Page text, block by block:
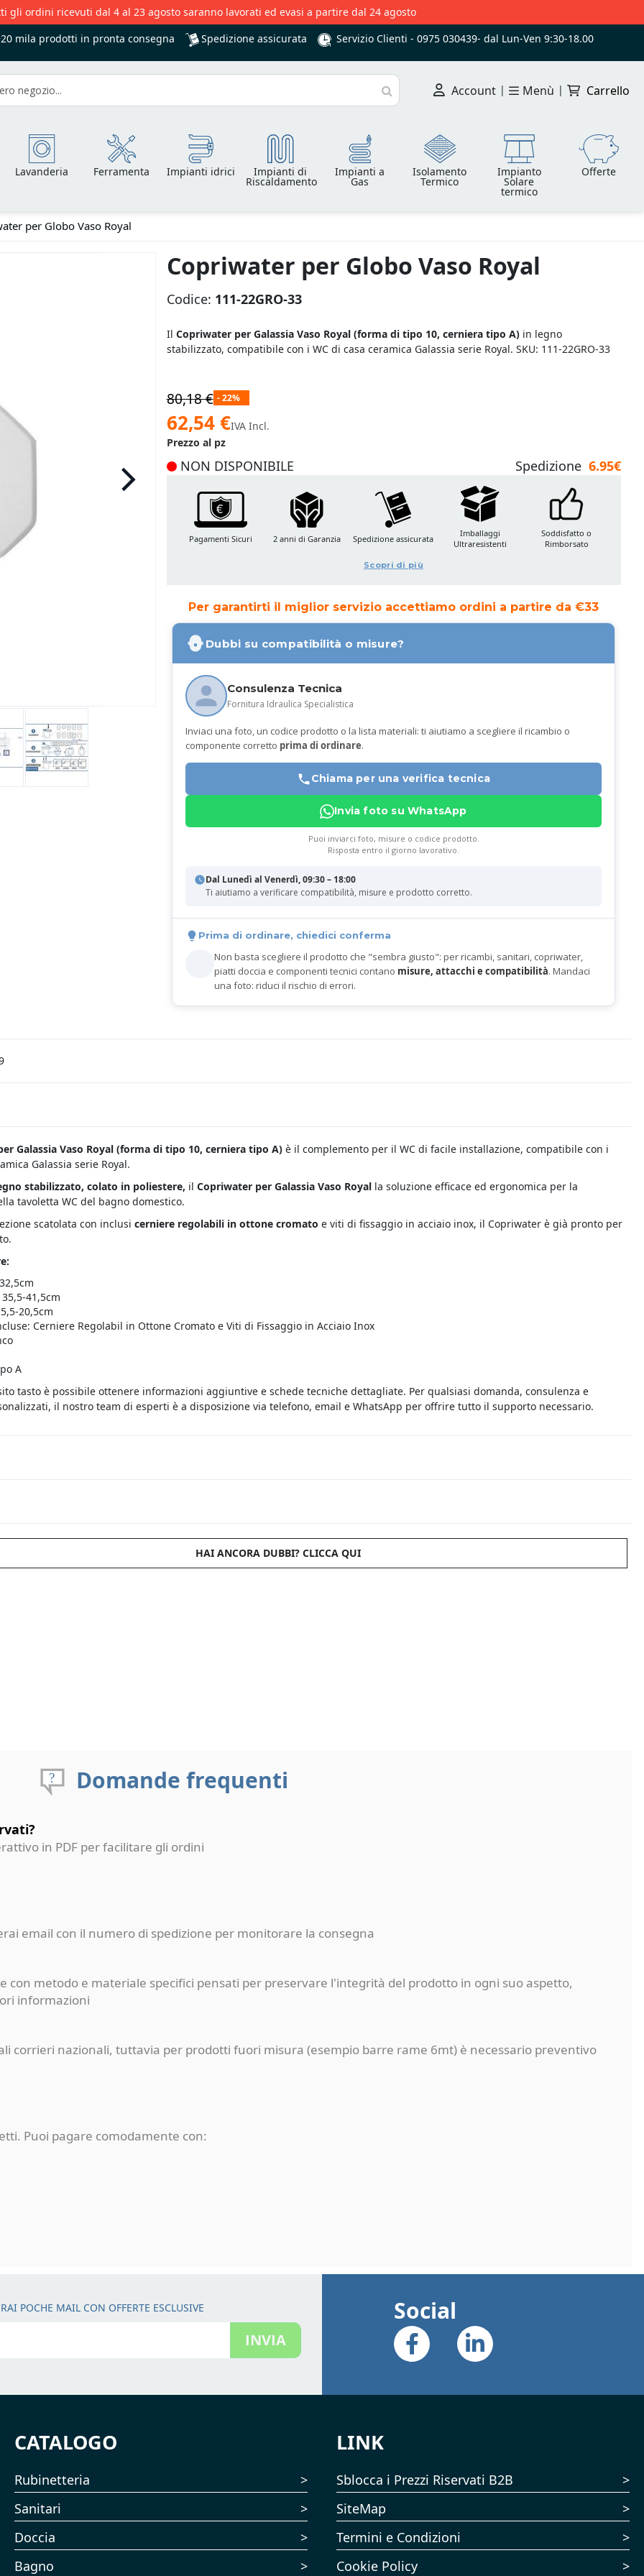
gli ordini ricevuti dal 4 al 23 agosto saranno lavorati ed evasi a partire dal 24 agosto
mila prodotti in pronta consegna Spedizione assicurata Servizio Clienti - 0975 030439- dal Lun-Ven 9:30-18.00
Cerca
Account | Menù | Carrello
Lavanderia Ferramenta Impianti idrici Impianti di
Riscaldamento
Impianti a
Gas
Isolamento
Termico
Impianto
Solare
termico
Offerte
per Globo Vaso Royal
Copriwater per Globo Vaso Royal
Codice: 111-22GRO-33
Il Copriwater per Galassia Vaso Royal (forma di tipo 10, cerniera tipo A) in legno
stabilizzato, compatibile con i WC di casa ceramica Galassia serie Royal. SKU: 111-22GRO-33
80,18 € - 22%
Prezzo
speciale
62,54 €IVA Incl.
Prezzo al pz
NON DISPONIBILE Spedizione 6.95€
Per garantirti il miglior servizio accettiamo ordini a partire da €33
Dubbi su compatibilità o misure?
Consulenza Tecnica
Fornitura Idraulica Specialistica
Inviaci una foto, un codice prodotto o la lista materiali: ti aiutiamo a scegliere il ricambio o
componente corretto prima di ordinare.
Chiama per una verifica tecnica
Invia foto su WhatsApp
Puoi inviarci foto, misure o codice prodotto.
Risposta entro il giorno lavorativo.
Dal Lunedì al Venerdì, 09:30 – 18:00
Ti aiutiamo a verificare compatibilità, misure e prodotto corretto.
Prima di ordinare, chiedici conferma
Non basta scegliere il prodotto che "sembra giusto": per ricambi, sanitari, copriwater,
piatti doccia e componenti tecnici contano misure, attacchi e compatibilità. Mandaci
una foto: riduci il rischio di errori.
Pagamenti Sicuri 2 anni di Garanzia Spedizione assicurata
Imballaggi
Ultraresistenti
Soddisfatto o
Rimborsato
Scopri di più
Galassia Vaso Royal (forma di tipo 10, cerniera tipo A) è il complemento per il WC di facile installazione, compatibile con i
Galassia serie Royal.
stabilizzato, colato in poliestere, il Copriwater per Galassia Vaso Royal la soluzione efficace ed ergonomica per la
tavoletta WC del bagno domestico.
scatolata con inclusi cerniere regolabili in ottone cromato e viti di fissaggio in acciaio inox, il Copriwater è già pronto per
41,5cm
20,5cm
Cerniere Regolabil in Ottone Cromato e Viti di Fissaggio in Acciaio Inox
A
tasto è possibile ottenere informazioni aggiuntive e schede tecniche dettagliate. Per qualsiasi domanda, consulenza e
il nostro team di esperti è a disposizione via telefono, email e WhatsApp per offrire tutto il supporto necessario.
HAI ANCORA DUBBI? CLICCA QUI
Domande frequenti
in PDF per facilitare gli ordini
email con il numero di spedizione per monitorare la consegna
con metodo e materiale specifici pensati per preservare l'integrità del prodotto in ogni suo aspetto,
informazioni
corrieri nazionali, tuttavia per prodotti fuori misura (esempio barre rame 6mt) è necessario preventivo
Puoi pagare comodamente con:
POCHE MAIL CON OFFERTE ESCLUSIVE
INVIA
Social
CATALOGO
Rubinetteria
Sanitari
Doccia
Bagno
LINK
Sblocca i Prezzi Riservati B2B
SiteMap
Termini e Condizioni
Cookie Policy